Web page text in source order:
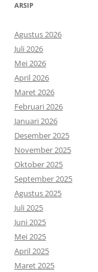
ARSIP
Agustus 2026
Juli 2026
Mei 2026
April 2026
Maret 2026
Februari 2026
Januari 2026
Desember 2025
November 2025
Oktober 2025
September 2025
Agustus 2025
Juli 2025
Juni 2025
Mei 2025
April 2025
Maret 2025